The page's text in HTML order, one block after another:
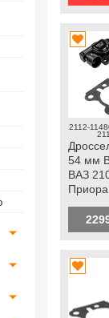
2112-
54 мм
ВАЗ